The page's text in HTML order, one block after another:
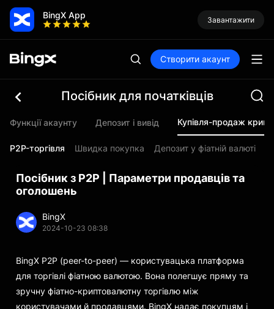
BingX App Завантажити
Створити акаунт
Посібник для початківців
Функції акаунту Депозит і вивід Купівля-продаж
P2P-торгівля Швидка покупка Депозит у фіатній валюті
Посібник з P2P | Параметри продавців та
оголошень
BingX
2024-10-23 08:38
BingX P2P (peer-to-peer) — користувацька платформа
для торгівлі фіатною валютою. Вона полегшує пряму та
зручну фіатно-криптовалютну торгівлю між
користувачами й продавцями. BingX надає покупцям і